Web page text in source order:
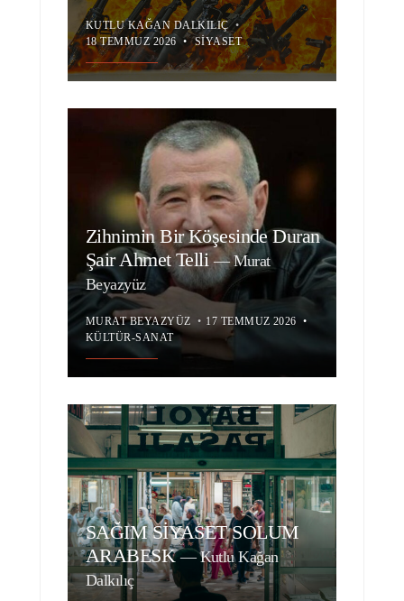
KUTLU KAĞAN DALKILIÇ •
18 TEMMUZ 2026 • SIYASET
Zihnimin Bir Köşesinde Duran
Şair Ahmet Telli—Murat
Beyazyüz
MURAT BEYAZYÜZ • 17 TEMMUZ 2026 •
KÜLTÜR-SANAT
SAĞIM SİYASET SOLUM
ARABESK—Kutlu Kağan
Dalkılıç